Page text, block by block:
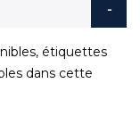
étiquettes
dans cette